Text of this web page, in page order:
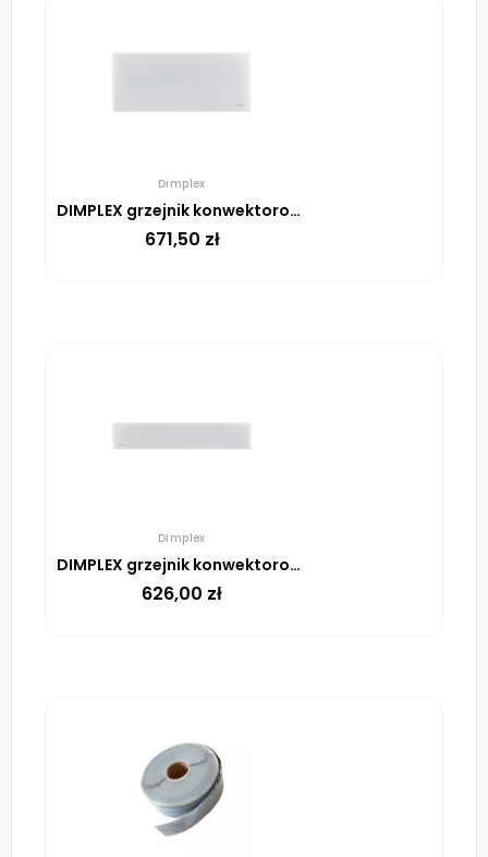
Dimplex
DIMPLEX grzejnik konwektorowy DTD4T 12 1200W
671,50 zł
Dimplex
DIMPLEX grzejnik konwektorowy DTD4T 07 750W
626,00 zł